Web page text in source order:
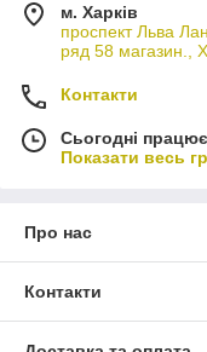
м. Харків
проспект Льва
ряд 58 магазин.,
Контакти
Сьогодні
Показати весь
Про нас
Контакти